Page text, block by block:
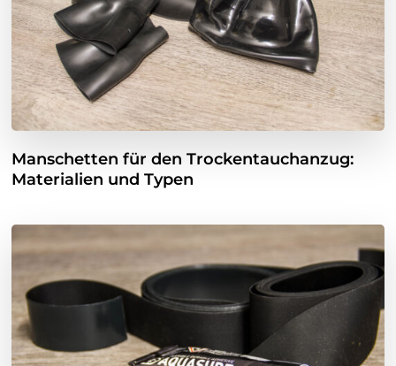
Manschetten für den Trockentauchanzug:
Materialien und Typen